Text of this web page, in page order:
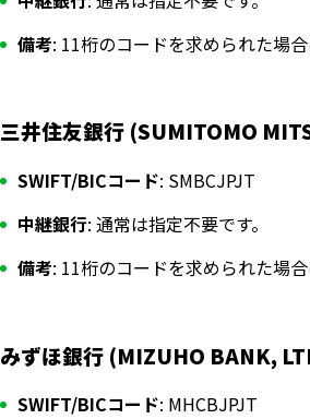
備考: 11桁のコードを求められた場
三井住友銀行 (SUMITOMO
SWIFT/BICコード: SMBCJPJT
中継銀行: 通常は指定不要です。
備考: 11桁のコードを求められた場
みずほ銀行 (MIZUHO BANK,
SWIFT/BICコード: MHCBJPJT